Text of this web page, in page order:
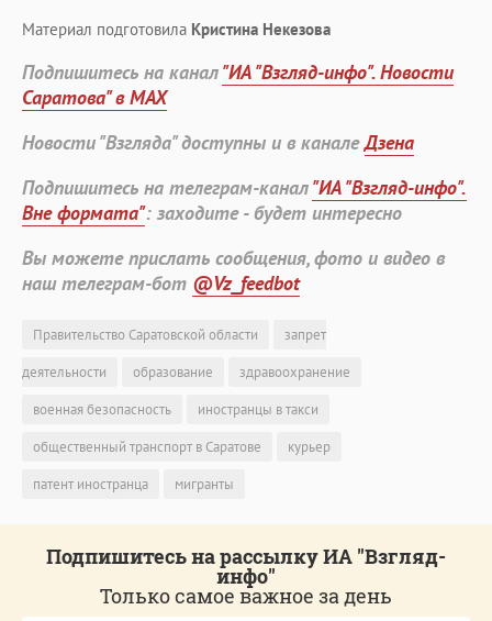
Материал подготовила Кристина Некезова
Подпишитесь на канал"ИА "Взгляд-инфо". Новости
Саратова" в MAX
Новости "Взгляда" доступны и в каналеДзена
Подпишитесь на телеграм-канал"ИА "Взгляд-инфо".
Вне формата": заходите - будет интересно
Вы можете прислать сообщения, фото и видео в
наш телеграм-бот @Vz_feedbot
Правительство Саратовской области
запрет
деятельности
образование
здравоохранение
военная безопасность
иностранцы в такси
общественный транспорт в Саратове
курьер
патент иностранца
мигранты
Подпишитесь на рассылку ИА "Взгляд-
инфо"
Только самое важное за день